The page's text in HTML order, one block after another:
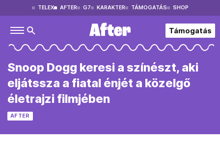
TELEX AFTER G7 KARAKTER TÁMOGATÁS SHOP
Támogatás
Snoop Dogg keresi a színészt, aki
eljátssza a fiatal énjét a közelgő
életrajzi filmjében
AFTER